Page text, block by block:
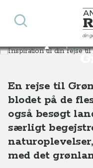
din
Søg
Destinationer Europa
En rejse til
blodet på de
også besøgt
særligt
med det